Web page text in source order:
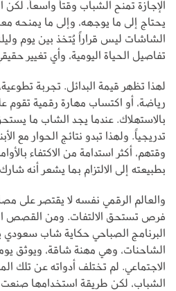
الإجازة تمنح الشباب وقتاً واسعاً،
يحتاج إلى ما يوجهه، وإلى ما يمنحه
الشاشات ليس قراراً يُتخذ بين يوم
تفاصيل الحياة اليومية، وأي تغيير
لهذا تظهر قيمة البدائل. تجربة
رياضة، أو اكتساب مهارة رقمية تقوم على
بالاستهلاك. عندما يجد الشاب ما
تدريجياً. ولهذا تبدو نتائج الحوار مع
وقتهم، أكثر استدامة من الاكتفاء
بطبيعته إلى الالتزام بما يشعر أنه
والعالم الرقمي نفسه لا يقتصر على
فرص تستحق الالتفات. ومن القصص
البرنامج الصباحي حكاية شاب سعودي
الشاحنات، وهي مهنة شاقة، ويوثق
الاجتماعي. لم تختلف أدواته عن تلك
الشباب، لكن طريقة استخدامها صنعت